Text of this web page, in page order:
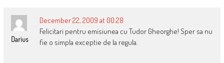
Darius
December 22, 2009 at 00:28
Felicitari pentru emisiunea cu Tudor Gheorghe! Sper sa nu
fie o simpla exceptie de la regula.